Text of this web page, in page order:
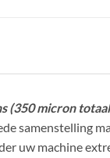
(350 micron
samenstelling
uw machine